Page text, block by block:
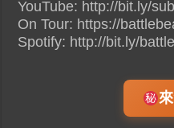
YouTube: http://bit.ly/
On Tour: https://
Spotify: http://bit.ly/